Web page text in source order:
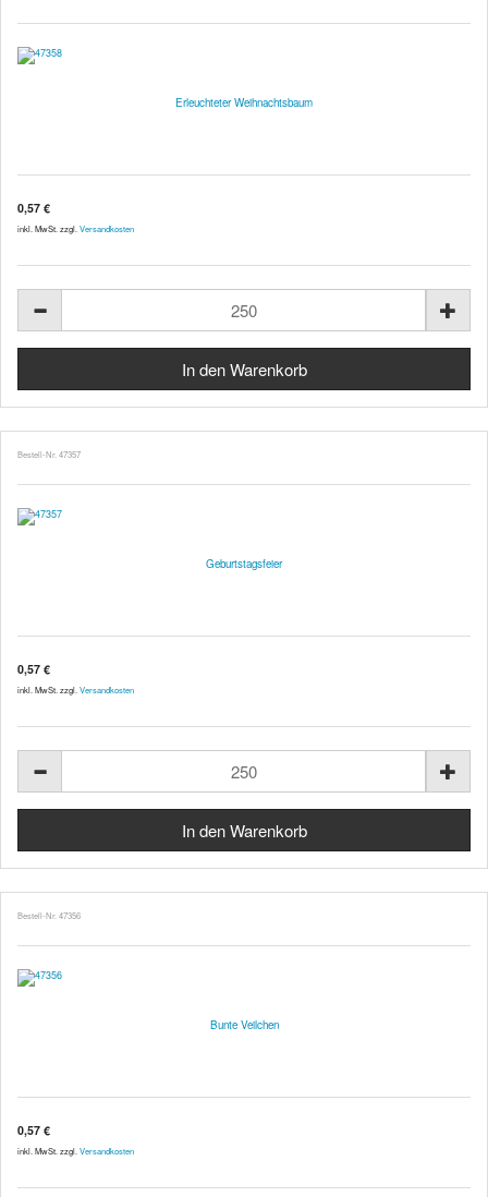
Erleuchteter Weihnachtsbaum
0,57 €
inkl. MwSt. zzgl. Versandkosten
Bestell-Nr. 47357
Geburtstagsfeier
0,57 €
inkl. MwSt. zzgl. Versandkosten
Bestell-Nr. 47356
Bunte Veilchen
0,57 €
inkl. MwSt. zzgl. Versandkosten